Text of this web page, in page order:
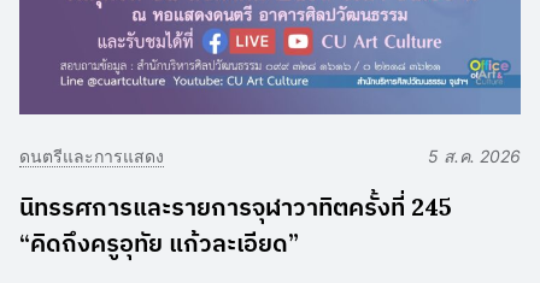
ดนตรีและการแสดง 5 ส.ค. 2026
นิทรรศการและรายการจุฬาวาทิตครั้งที่ 245
“คิดถึงครูอุทัย แก้วละเอียด”